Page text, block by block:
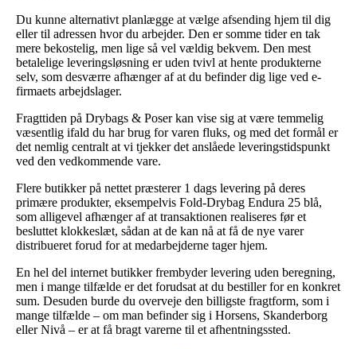
Du kunne alternativt planlægge at vælge afsending hjem til dig
eller til adressen hvor du arbejder. Den er somme tider en tak
mere bekostelig, men lige så vel vældig bekvem. Den mest
betalelige leveringsløsning er uden tvivl at hente produkterne
selv, som desværre afhænger af at du befinder dig lige ved e-
firmaets arbejdslager.
Fragttiden på Drybags & Poser kan vise sig at være temmelig
væsentlig ifald du har brug for varen fluks, og med det formål er
det nemlig centralt at vi tjekker det anslåede leveringstidspunkt
ved den vedkommende vare.
Flere butikker på nettet præsterer 1 dags levering på deres
primære produkter, eksempelvis Fold-Drybag Endura 25 blå,
som alligevel afhænger af at transaktionen realiseres før et
besluttet klokkeslæt, sådan at de kan nå at få de nye varer
distribueret forud for at medarbejderne tager hjem.
En hel del internet butikker frembyder levering uden beregning,
men i mange tilfælde er det forudsat at du bestiller for en konkret
sum. Desuden burde du overveje den billigste fragtform, som i
mange tilfælde – om man befinder sig i Horsens, Skanderborg
eller Nivå – er at få bragt varerne til et afhentningssted.